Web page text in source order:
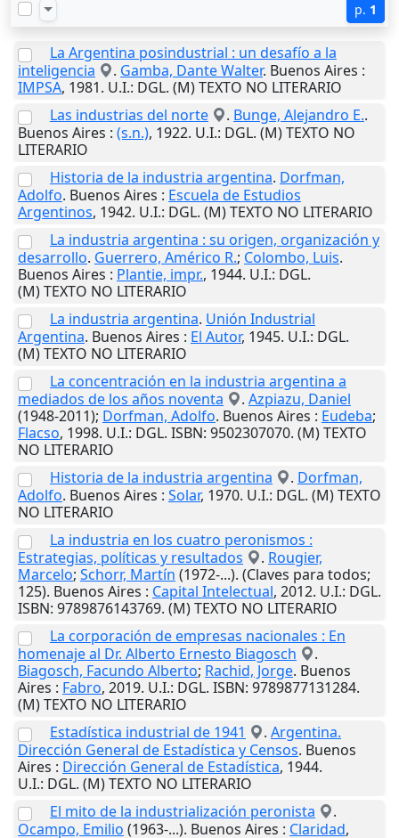
p. 1
La Argentina posindustrial : un desafío a la
inteligencia
. Gamba, Dante Walter. Buenos Aires :
IMPSA, 1981. U.I.: DGL. (M) TEXTO NO LITERARIO
Las industrias del norte
. Bunge, Alejandro E..
Buenos Aires : (s.n.), 1922. U.I.: DGL. (M) TEXTO NO
LITERARIO
Historia de la industria argentina. Dorfman,
Adolfo. Buenos Aires : Escuela de Estudios
Argentinos, 1942. U.I.: DGL. (M) TEXTO NO LITERARIO
La industria argentina : su origen, organización y
desarrollo. Guerrero, Américo R.; Colombo, Luis.
Buenos Aires : Plantie, impr., 1944. U.I.: DGL.
(M) TEXTO NO LITERARIO
La industria argentina. Unión Industrial
Argentina. Buenos Aires : El Autor, 1945. U.I.: DGL.
(M) TEXTO NO LITERARIO
La concentración en la industria argentina a
mediados de los años noventa
. Azpiazu, Daniel
(1948-2011); Dorfman, Adolfo. Buenos Aires : Eudeba;
Flacso, 1998. U.I.: DGL. ISBN: 9502307070. (M) TEXTO
NO LITERARIO
Historia de la industria argentina
. Dorfman,
Adolfo. Buenos Aires : Solar, 1970. U.I.: DGL. (M) TEXTO
NO LITERARIO
La industria en los cuatro peronismos :
Estrategias, políticas y resultados
. Rougier,
Marcelo; Schorr, Martín (1972-...). (Claves para todos;
125). Buenos Aires : Capital Intelectual, 2012. U.I.: DGL.
ISBN: 9789876143769. (M) TEXTO NO LITERARIO
La corporación de empresas nacionales : En
homenaje al Dr. Alberto Ernesto Biagosch
.
Biagosch, Facundo Alberto; Rachid, Jorge. Buenos
Aires : Fabro, 2019. U.I.: DGL. ISBN: 9789877131284.
(M) TEXTO NO LITERARIO
Estadística industrial de 1941
. Argentina.
Dirección General de Estadística y Censos. Buenos
Aires : Dirección General de Estadística, 1944.
U.I.: DGL. (M) TEXTO NO LITERARIO
El mito de la industrialización peronista
.
Ocampo, Emilio (1963-...). Buenos Aires : Claridad,